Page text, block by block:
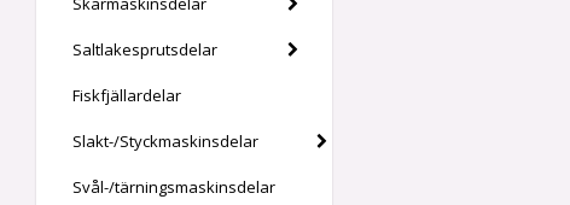
Saltlakesprutsdelar
Fiskfjällardelar
Slakt-/Styckmaskinsdelar
Svål-/tärningsmaskinsdelar